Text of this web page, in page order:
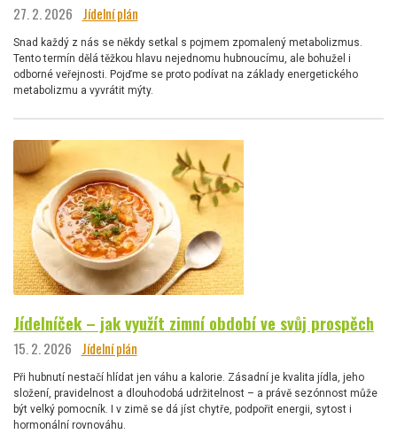
27. 2. 2026 Jídelní plán
Snad každý z nás se někdy setkal s pojmem zpomalený metabolizmus.
Tento termín dělá těžkou hlavu nejednomu hubnoucímu, ale bohužel i
odborné veřejnosti. Pojďme se proto podívat na základy energetického
metabolizmu a vyvrátit mýty.
Jídelníček – jak využít zimní období ve svůj prospěch
15. 2. 2026 Jídelní plán
Při hubnutí nestačí hlídat jen váhu a kalorie. Zásadní je kvalita jídla, jeho
složení, pravidelnost a dlouhodobá udržitelnost – a právě sezónnost může
být velký pomocník. I v zimě se dá jíst chytře, podpořit energii, sytost i
hormonální rovnováhu.